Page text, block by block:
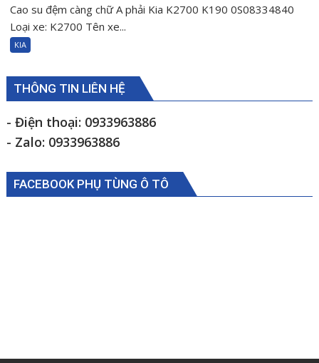
Cao
phải
Kia
Cao su đệm càng chữ A phải Kia K2700 K190 0S08334840
Loại xe: K2700 Tên xe...
KIA
THÔNG TIN LIÊN HỆ
- Điện thoại: 0933963886
- Zalo: 0933963886
FACEBOOK PHỤ TÙNG Ô TÔ